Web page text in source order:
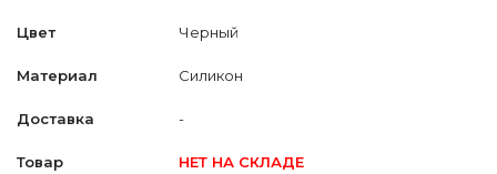
Цвет Черный
Материал Силикон
Доставка -
Товар НЕТ НА СКЛАДЕ